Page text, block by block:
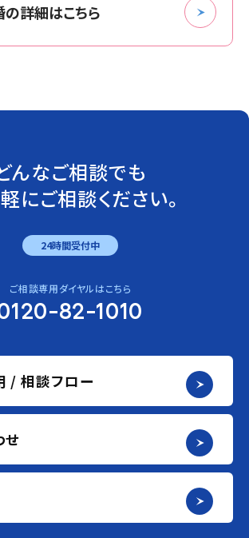
の詳細はこちら
んなご相談でも
にご相談ください。
24時間受付中
ご相談専用ダイヤルはこちら
82-1010
/ 相談フロー
せ